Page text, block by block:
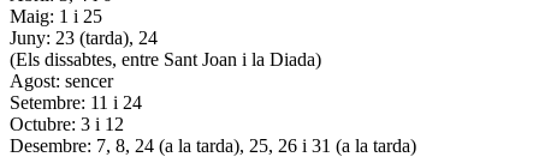
Maig: 1 i 25
Juny: 23 (tarda), 24
(Els dissabtes, entre Sant Joan i la Diada)
Agost: sencer
Setembre: 11 i 24
Octubre: 3 i 12
Desembre: 7, 8, 24 (a la tarda), 25, 26 i 31 (a la tarda)